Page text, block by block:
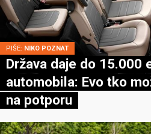
PIŠE: NIKO POZNAT
Država daje do 15.000
automobila: Evo tko
na potporu